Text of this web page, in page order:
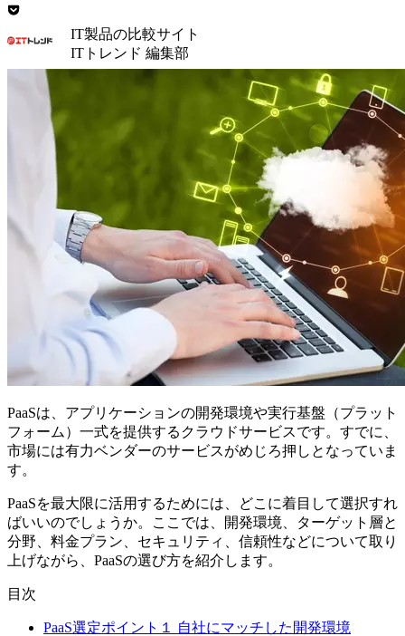
IT製品の比較サイト
ITトレンド 編集部
PaaSは、アプリケーションの開発環境や実行基盤（プラット
フォーム）一式を提供するクラウドサービスです。すでに、
市場には有力ベンダーのサービスがめじろ押しとなっていま
す。
PaaSを最大限に活用するためには、どこに着目して選択すれ
ばいいのでしょうか。ここでは、開発環境、ターゲット層と
分野、料金プラン、セキュリティ、信頼性などについて取り
上げながら、PaaSの選び方を紹介します。
目次
PaaS選定ポイント１ 自社にマッチした開発環境